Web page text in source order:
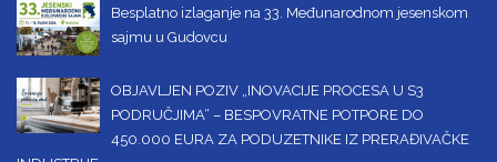
Besplatno izlaganje na 33. Međunarodnom jesenskom
sajmu u Gudovcu
OBJAVLJEN POZIV „INOVACIJE PROCESA U S3
PODRUČJIMA“ – BESPOVRATNE POTPORE DO
450.000 EURA ZA PODUZETNIKE IZ PRERAĐIVAČKE